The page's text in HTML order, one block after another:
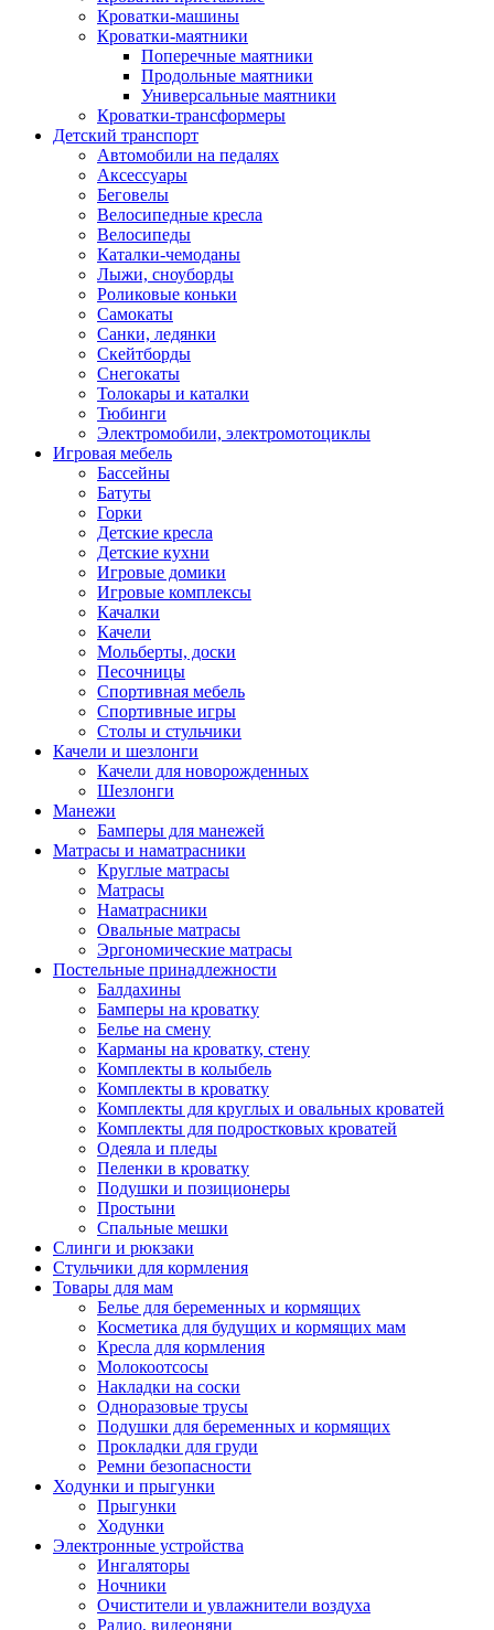
Кроватки-машины
Кроватки-маятники
Поперечные маятники
Продольные маятники
Универсальные маятники
Кроватки-трансформеры
Детский транспорт
Автомобили на педалях
Аксессуары
Беговелы
Велосипедные кресла
Велосипеды
Каталки-чемоданы
Лыжи, сноуборды
Роликовые коньки
Самокаты
Санки, ледянки
Скейтборды
Снегокаты
Толокары и каталки
Тюбинги
Электромобили, электромотоциклы
Игровая мебель
Бассейны
Батуты
Горки
Детские кресла
Детские кухни
Игровые домики
Игровые комплексы
Качалки
Качели
Мольберты, доски
Песочницы
Спортивная мебель
Спортивные игры
Столы и стульчики
Качели и шезлонги
Качели для новорожденных
Шезлонги
Манежи
Бамперы для манежей
Матрасы и наматрасники
Круглые матрасы
Матрасы
Наматрасники
Овальные матрасы
Эргономические матрасы
Постельные принадлежности
Балдахины
Бамперы на кроватку
Белье на смену
Карманы на кроватку, стену
Комплекты в колыбель
Комплекты в кроватку
Комплекты для круглых и овальных кроватей
Комплекты для подростковых кроватей
Одеяла и пледы
Пеленки в кроватку
Подушки и позиционеры
Простыни
Спальные мешки
Слинги и рюкзаки
Стульчики для кормления
Товары для мам
Белье для беременных и кормящих
Косметика для будущих и кормящих мам
Кресла для кормления
Молокоотсосы
Накладки на соски
Одноразовые трусы
Подушки для беременных и кормящих
Прокладки для груди
Ремни безопасности
Ходунки и прыгунки
Прыгунки
Ходунки
Электронные устройства
Ингаляторы
Ночники
Очистители и увлажнители воздуха
Радио, видеоняни